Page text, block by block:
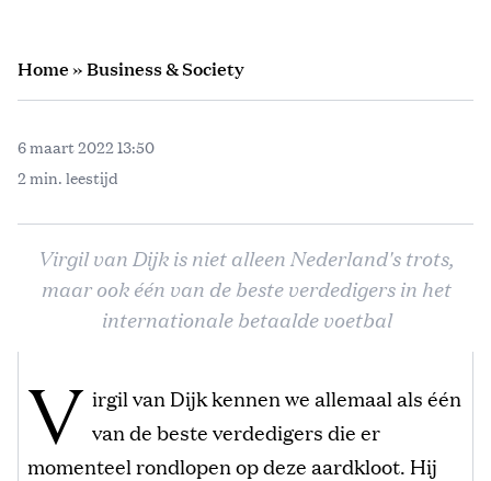
Home»Business & Society
6 maart 2022 13:50
2 min. leestijd
Virgil van Dijk is niet alleen Nederland's trots,
maar ook één van de beste verdedigers in het
internationale betaalde voetbal
V irgil van Dijk kennen we allemaal als één
van de beste verdedigers die er
momenteel rondlopen op deze aardkloot. Hij